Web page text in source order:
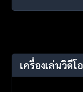
เครื่องเล่นวิดีโอ